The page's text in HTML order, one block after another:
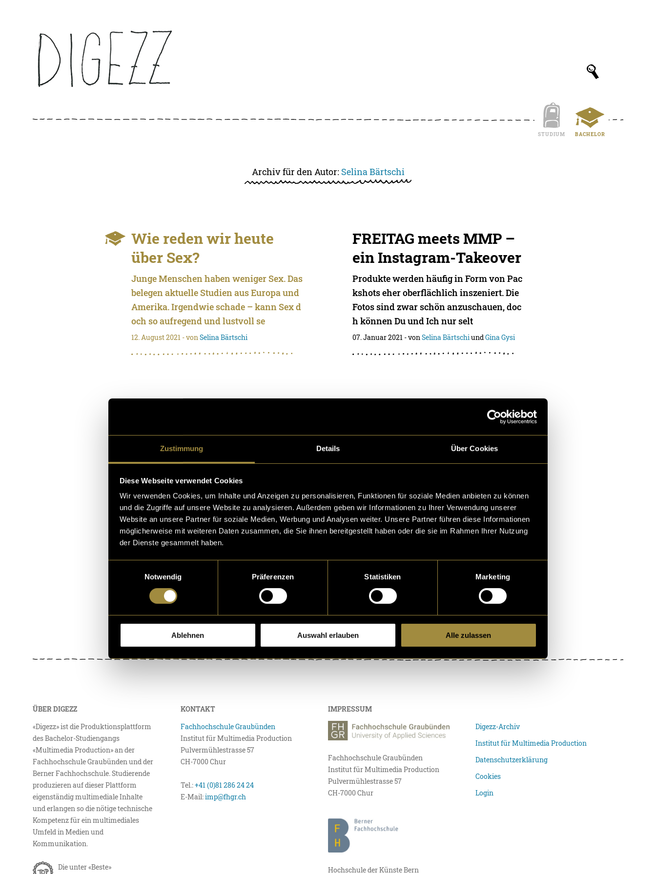
Zustimmung Details Über Cookies
Diese Webseite verwendet Cookies
Wir verwenden Cookies, um Inhalte und Anzeigen zu personalisieren, Funktionen für soziale Medien anbieten zu können
und die Zugriffe auf unsere Website zu analysieren. Außerdem geben wir Informationen zu Ihrer Verwendung unserer
Website an unsere Partner für soziale Medien, Werbung und Analysen weiter. Unsere Partner führen diese Informationen
möglicherweise mit weiteren Daten zusammen, die Sie ihnen bereitgestellt haben oder die sie im Rahmen Ihrer Nutzung
der Dienste gesammelt haben.
Notwendig
Präferenzen Statistiken Marketing
Ablehnen Auswahl erlauben Alle zulassen
STUDIUM BACHELOR
Archiv für den Autor: Selina Bärtschi
Wie reden wir heute
über Sex?
Junge Menschen haben weniger Sex. Das
belegen aktuelle Studien aus Europa und
Amerika. Irgendwie schade – kann Sex d
och so aufregend und lustvoll se
12. August 2021- vonSelina Bärtschi
FREITAG meets MMP –
ein Instagram-Takeover
Produkte werden häufig in Form von Pac
kshots eher oberflächlich inszeniert. Die
Fotos sind zwar schön anzuschauen, doc
h können Du und Ich nur selt
07. Januar 2021 - vonSelina BärtschiundGina Gysi
on, dass es einem gut gehen sollte. Beson
100 Years of Fashion &
Wie man sich anzieht, ist eine Entscheid
ung – ob bewusst oder unbewusst gefällt.
hen dafür, was einem gef�
04. Januar 2021- vonSelina Bärtschi,Janine Herzig
undCarolina Alpiger
ÜBER DIGEZZ
«Digezz» ist die Produktionsplattform
des Bachelor-Studiengangs
«Multimedia Production» an der
Fachhochschule Graubünden und der
Berner Fachhochschule. Studierende
produzieren auf dieser Plattform
eigenständig multimediale Inhalte
und erlangen so die nötige technische
Kompetenz für ein multimediales
Umfeld in Medien und
Kommunikation.
Die unter «Beste»
KONTAKT
Fachhochschule Graubünden
Institut für Multimedia Production
Pulvermühlestrasse 57
CH-7000 Chur
Tel.:+41 (0)81 286 24 24
E-Mail:imp@fhgr.ch
IMPRESSUM
Fachhochschule Graubünden
Institut für Multimedia Production
Pulvermühlestrasse 57
CH-7000 Chur
Hochschule der Künste Bern
Digezz-Archiv
Institut für Multimedia Production
Datenschutzerklärung
Cookies
Login